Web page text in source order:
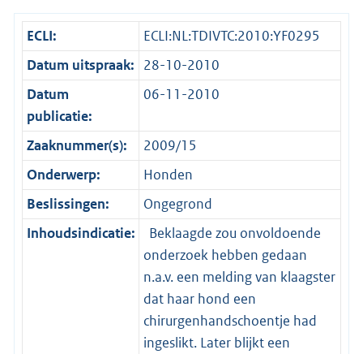
ECLI:
ECLI:NL:TDIVTC:2010:YF0295
Datum uitspraak: 28-10-2010
Datum
publicatie:
06-11-2010
Zaaknummer(s):
2009/15
Onderwerp:
Honden
Beslissingen:
Ongegrond
Inhoudsindicatie:
Beklaagde zou onvoldoende
onderzoek hebben gedaan
n.a.v. een melding van klaagster
dat haar hond een
chirurgenhandschoentje had
ingeslikt. Later blijkt een